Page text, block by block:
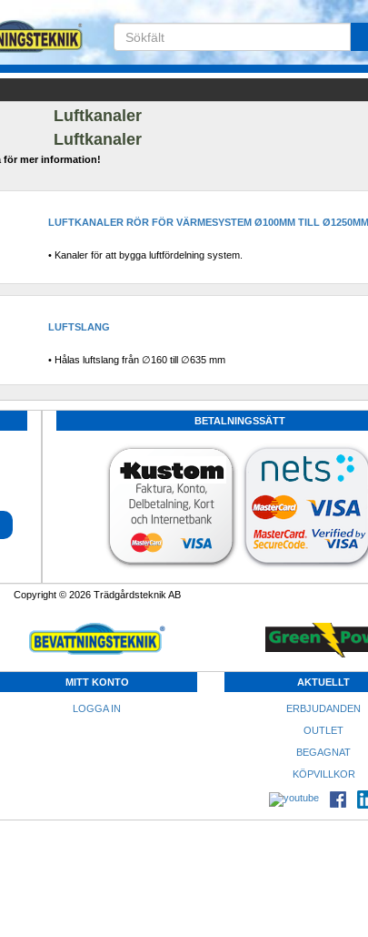
Luftkanaler
Luftkanaler
för mer information!
LUFTKANALER RÖR FÖR VÄRMESYSTEM Ø100MM TILL Ø1250MM
• Kanaler för att bygga luftfördelning system.
LUFTSLANG
• Hålas luftslang från ∅160 till ∅635 mm
BETALNINGSSÄTT
Copyright © 2026 Trädgårdsteknik AB
MITT KONTO
LOGGA IN
AKTUELLT
ERBJUDANDEN
OUTLET
BEGAGNAT
KÖPVILLKOR